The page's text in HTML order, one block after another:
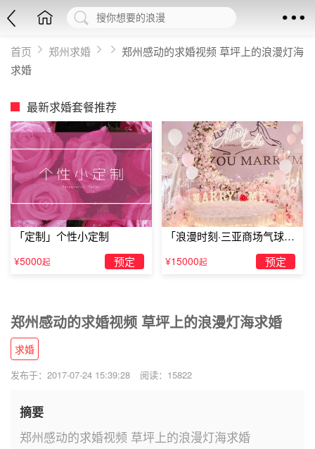
首页 郑州求婚
郑州感动的求婚视频 草坪上的浪漫灯海
求婚
最新求婚套餐推荐
「定制」个性小定制
¥5000起 预定
「浪漫时刻·三亚商场气球雨
惊喜求婚」
¥15000起 预定
郑州感动的求婚视频 草坪上的浪漫灯海求婚
求婚
发布于：2017-07-24 15:39:28 阅读：15822
摘要
郑州感动的求婚视频 草坪上的浪漫灯海求婚